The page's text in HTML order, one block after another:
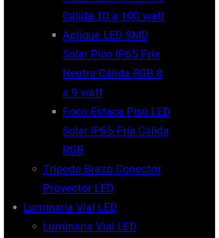
Cálida 10 a 100 watt
Apliqué LED SMD
Solar Piso IP65 Fría
Neutra Cálida RGB 8
a 9 watt
Foco Estaca Piso LED
Solar IP65 Fría Cálida
RGB
Trípode Brazo Conector
Proyector LED
Luminaria Vial LED
Luminaria Vial LED